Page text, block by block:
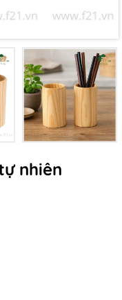
nhiên